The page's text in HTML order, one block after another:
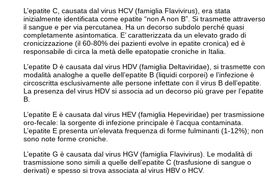
L’epatite C, causata dal virus HCV (famiglia Flavivirus), era stata
inizialmente identificata come epatite “non A non B”. Si trasmette attraverso
il sangue e per via percutanea. Ha un decorso subdolo perché quasi
completamente asintomatica. E’ caratterizzata da un elevato grado di
cronicizzazione (il 60-80% dei pazienti evolve in epatite cronica) ed è
responsabile di circa la metà delle epatopatie croniche in Italia.
L’epatite D è causata dal virus HDV (famiglia Deltaviridae), si trasmette con
modalità analoghe a quelle dell’epatite B (liquidi corporei) e l’infezione è
circoscritta esclusivamente alle persone infettate con il virus B dell’epatite.
La presenza del virus HDV si associa ad un decorso più grave per l’epatite
B.
L’epatite E è causata dal virus HEV (famiglia Hepeviridae) per trasmissione
oro-fecale: la sorgente di infezione principale è l’acqua contaminata.
L’epatite E presenta un’elevata frequenza di forme fulminanti (1-12%); non
sono note forme croniche.
L’epatite G è causata dal virus HGV (famiglia Flavivirus). Le modalità di
trasmissione sono simili a quelle dell’epatite C (trasfusione di sangue o
derivati) e spesso si trova associata al virus HBV o HCV.